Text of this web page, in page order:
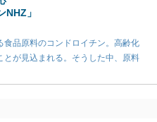
NHZ」
品原料のコンドロイチン。高齢化
が見込まれる。そうした中、原料